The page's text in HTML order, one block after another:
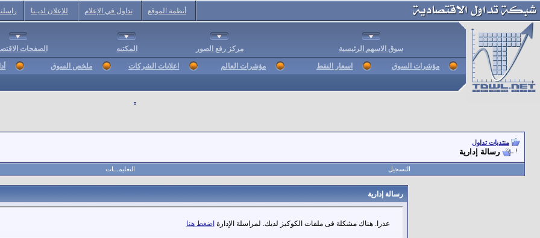
أنظمة الموقع تداول في الإعلام للإعلان لديـنا
سوق الاسهم الرئيسية مركز رفع الصور المكتبه الصفحات
مؤشرات السوق اسعار النفط مؤشرات العالم اعلانات الشركات ملخص السوق
منتديات تداول
رسالة إدارية
التسجيل التعليمـــات
رسالة إدارية
عذرا. هناك مشكلة فى ملفات الكوكيز لديك. لمراسلة الإدارة اضغط هنا